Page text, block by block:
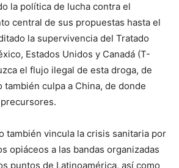
la política de lucha contra el
central de sus propuestas hasta el
la supervivencia del Tratado
Estados Unidos y Canadá (T-
el flujo ilegal de esta droga, de
culpa a China, de donde
también vincula la crisis sanitaria por
opiáceos a las bandas organizadas
puntos de Latinoamérica, así como